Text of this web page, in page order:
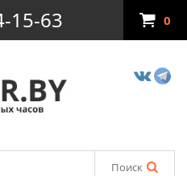
15-63 0
Поиск